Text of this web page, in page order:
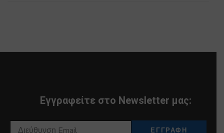
Εγγραφείτε στο Newsletter μας: